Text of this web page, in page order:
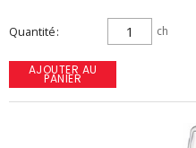
Quantité ch
AJOUTER AU
PANIER